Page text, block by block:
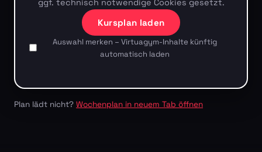
ggf. technisch notwendige Cookies gesetzt.
Kursplan laden
Auswahl merken – Virtuagym-Inhalte künftig
automatisch laden
Plan lädt nicht? Wochenplan in neuem Tab öffnen